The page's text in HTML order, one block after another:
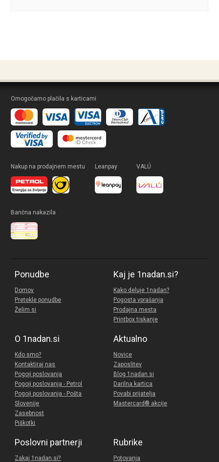
Omogočamo plačila s karticami
Nakup na prodajnem mestu Leanpay VALÚ
Bančna nakazila
Ponudbe
Domov
Pretekle ponudbe
Želim si
Kaj je 1nadan.si?
Kako deluje 1nadan?
Pogosta vprašanja
Prodajna mesta
Printbox tiskanje
O 1nadan.si
Kdo smo?
Kontaktiraj nas
Pogoji poslovanja
Pogoji poslovanja - Petrol
Pogoji poslovanja - Pošta
Slovenije
Zasebnost
Piškotki
Aktualno
Novice
Zaposlitev
Blog 1nadan.si
Darilna kartica
Povabi prijatelja
Mastercard® akcije
Poslovni partnerji
Zakaj 1nadan.si?
Rubrike
Potovanja